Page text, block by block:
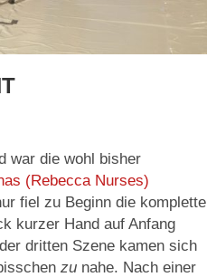
war die wohl bisher
(Rebecca Nurses)
fiel zu Beginn die komplette
kurzer Hand auf Anfang
dritten Szene kamen sich
zu nahe. Nach einer